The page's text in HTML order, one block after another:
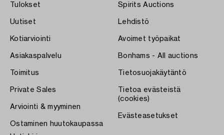
Tulokset
Uutiset
Kotiarviointi
Asiakaspalvelu
Toimitus
Private Sales
Arviointi & myyminen
Ostaminen huutokaupassa
Spirits Auctions
Lehdistö
Avoimet työpaikat
Bonhams - All auctions
Tietosuojakäytäntö
Tietoa evästeistä
(cookies)
Evästeasetukset